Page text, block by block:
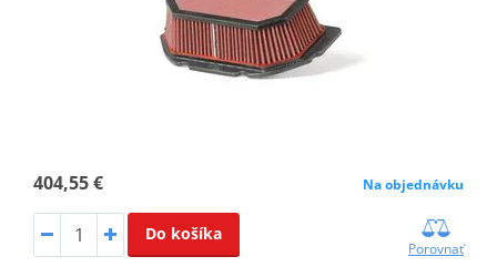
404,55 € Na objednávku
Do košíka
Porovnať